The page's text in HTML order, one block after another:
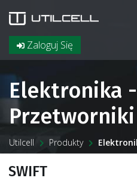
Zaloguj Się
Elektronika -
Utilcell Produkty
SWIFT